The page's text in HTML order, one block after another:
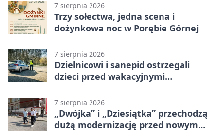
7 sierpnia 2026
Trzy sołectwa, jedna scena i
dożynkowa noc w Porębie Górnej
7 sierpnia 2026
Dzielnicowi i sanepid ostrzegali
dzieci przed wakacyjnymi
7 sierpnia 2026
„Dwójka” i „Dziesiątka” przechodzą
dużą modernizację przed nowym